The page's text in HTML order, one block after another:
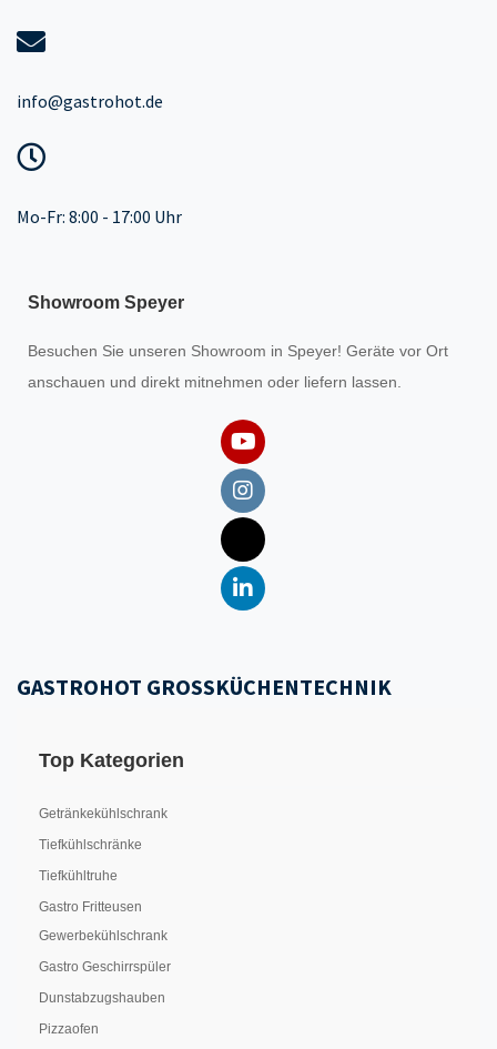
info@gastrohot.de
Mo-Fr: 8:00 - 17:00 Uhr
Showroom Speyer
Besuchen Sie unseren Showroom in Speyer! Geräte vor Ort
anschauen und direkt mitnehmen oder liefern lassen.
GASTROHOT GROSSKÜCHENTECHNIK
Top Kategorien
Getränkekühlschrank
Tiefkühlschränke
Tiefkühltruhe
Gastro Fritteusen
Gewerbekühlschrank
Gastro Geschirrspüler
Dunstabzugshauben
Pizzaofen